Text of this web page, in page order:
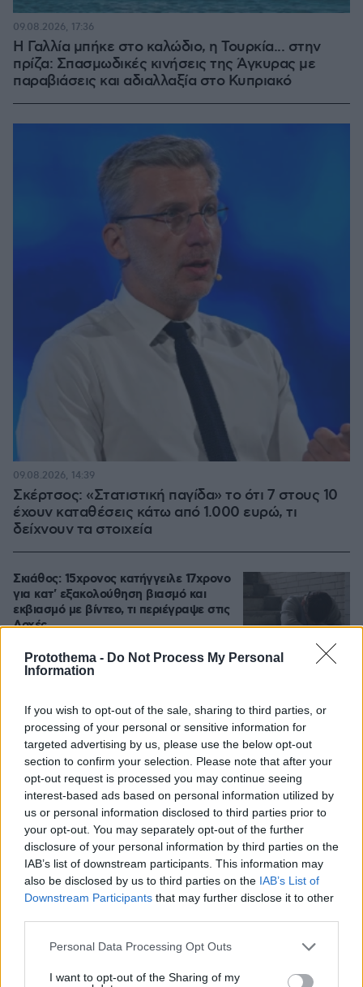
Protothema - Do Not Process My Personal
Information
If you wish to opt-out of the sale, sharing to third parties, or
processing of your personal or sensitive information for
targeted advertising by us, please use the below opt-out
section to confirm your selection. Please note that after your
opt-out request is processed you may continue seeing
interest-based ads based on personal information utilized by
us or personal information disclosed to third parties prior to
your opt-out. You may separately opt-out of the further
disclosure of your personal information by third parties on the
IAB’s list of downstream participants. This information may
also be disclosed by us to third parties on the IAB’s List of
Downstream Participants that may further disclose it to other
Please note that this website/app uses one or more Google
not limited to your visit or usage behaviour. You may click to
Personal Data Processing Opt Outs
I want to opt-out of the Sharing of my
Η Γαλλία μπήκε στο καλώδιο, η Τουρκία... στην
πρίζα: Σπασμωδικές κινήσεις της Άγκυρας με
παραβιάσεις και αδιαλλαξία στο Κυπριακό
09.08.2026, 17:36
Σκέρτσος: «Στατιστική παγίδα» το ότι 7 στους 10
έχουν καταθέσεις κάτω από 1.000 ευρώ, τι
δείχνουν τα στοιχεία
09.08.2026, 14:39
Σκιάθος: 15χρονος κατήγγειλε 17χρονο
για κατ' εξακολούθηση βιασμό και
εκβιασμό με βίντεο, τι περιέγραψε στις
Αρχές
09.08.2026, 16:54 38
Ο Καρέτσας άνοιξε λογαριασμό με τη
Ντόρτμουντ με απίστευτη γκολάρα
κόντρα στην Άρσεναλ του Τζόλη,
δείτε βίντεο
09.08.2026, 17:09 11
Ανάρτηση με υπονοούμενα: «Κάποιοι
άντρες είναι απλά κατώτεροι των
περιστάσεων» λέει η Ανδρομάχη εν
μέσω φημών για τη σχέση της με τον
Γιώργο Λιβάνη
09.08.2026, 15:57 25